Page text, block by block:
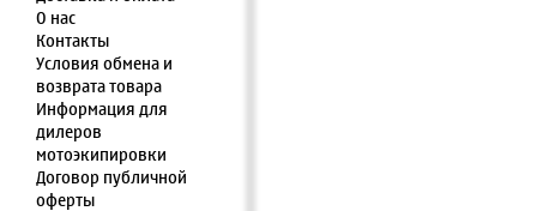
О нас
Контакты
Условия обмена и
возврата товара
Информация для
дилеров
мотоэкипировки
Договор публичной
оферты